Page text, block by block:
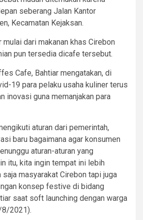
seberang Jalan Kantor
Kecamatan Kejaksan.
dari makanan khas Cirebon
pun tersedia dicafe tersebut.
Cafe, Bahtiar mengatakan, di
19 para pelaku usaha kuliner terus
inovasi guna memanjakan para
aturan dari pemerintah,
baru bagaimana agar konsumen
aturan-aturan yang
itu, kita ingin tempat ini lebih
saja masyarakat Cirebon tapi juga
konsep festive di bidang
saat soft launching dengan warga
8/2021).